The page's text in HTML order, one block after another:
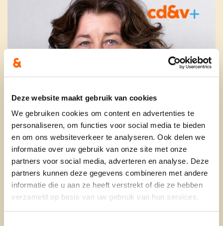
Deze website maakt gebruik van cookies
We gebruiken cookies om content en advertenties te
personaliseren, om functies voor social media te bieden
en om ons websiteverkeer te analyseren. Ook delen we
informatie over uw gebruik van onze site met onze
partners voor social media, adverteren en analyse. Deze
partners kunnen deze gegevens combineren met andere
informatie die u aan ze heeft verstrekt of die ze hebben
verzameld op basis van uw gebruik van hun services.